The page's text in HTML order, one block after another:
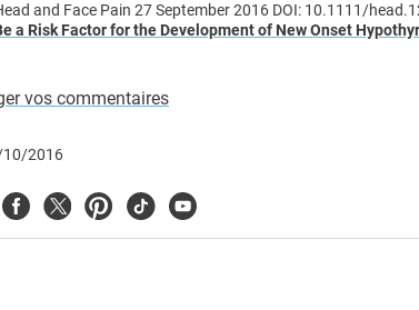
and Face Pain 27 September 2016 DOI: 10.1111/
a Risk Factor for the Development of New Onset
vos commentaires
2016
FacebookTwitterPinterest
TiktokYoutube